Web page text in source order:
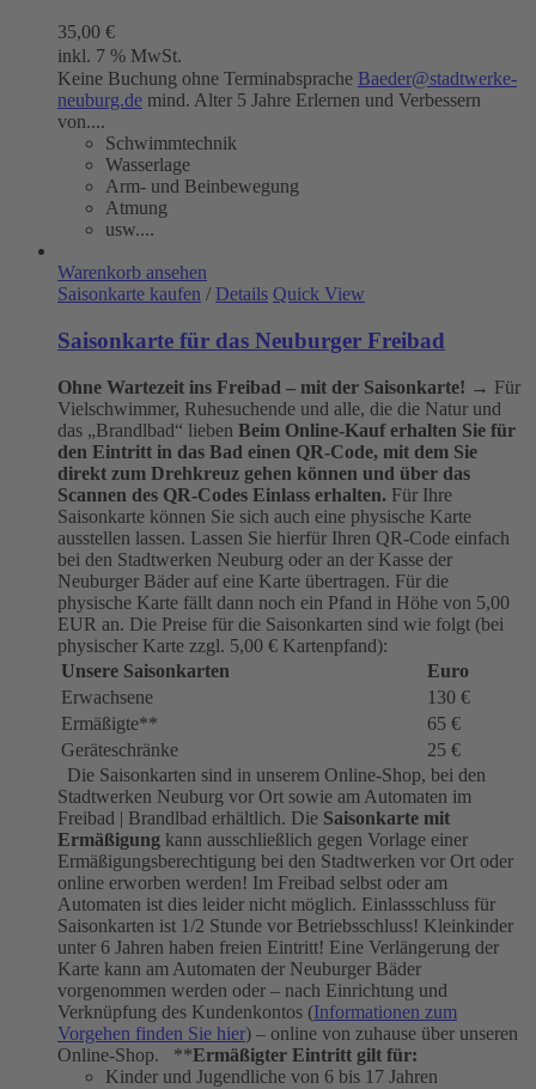
35,00 €
inkl. 7 % MwSt.
Keine Buchung ohne Terminabsprache Baeder@stadtwerke-
neuburg.de mind. Alter 5 Jahre Erlernen und Verbessern
von....
Schwimmtechnik
Wasserlage
Arm- und Beinbewegung
Atmung
usw....
Warenkorb ansehen
Saisonkarte kaufen / Details Quick View
Saisonkarte für das Neuburger Freibad
Ohne Wartezeit ins Freibad – mit der Saisonkarte! → Für
Vielschwimmer, Ruhesuchende und alle, die die Natur und
das „Brandlbad“ lieben Beim Online-Kauf erhalten Sie für
den Eintritt in das Bad einen QR-Code, mit dem Sie
direkt zum Drehkreuz gehen können und über das
Scannen des QR-Codes Einlass erhalten. Für Ihre
Saisonkarte können Sie sich auch eine physische Karte
ausstellen lassen. Lassen Sie hierfür Ihren QR-Code einfach
bei den Stadtwerken Neuburg oder an der Kasse der
Neuburger Bäder auf eine Karte übertragen. Für die
physische Karte fällt dann noch ein Pfand in Höhe von 5,00
EUR an. Die Preise für die Saisonkarten sind wie folgt (bei
physischer Karte zzgl. 5,00 € Kartenpfand):
Unsere Saisonkarten
Euro
Erwachsene
130 €
Ermäßigte**
65 €
Geräteschränke
25 €
Die Saisonkarten sind in unserem Online-Shop, bei den
Stadtwerken Neuburg vor Ort sowie am Automaten im
Freibad | Brandlbad erhältlich. Die Saisonkarte mit
Ermäßigung kann ausschließlich gegen Vorlage einer
Ermäßigungsberechtigung bei den Stadtwerken vor Ort oder
online erworben werden! Im Freibad selbst oder am
Automaten ist dies leider nicht möglich. Einlassschluss für
Saisonkarten ist 1/2 Stunde vor Betriebsschluss! Kleinkinder
unter 6 Jahren haben freien Eintritt! Eine Verlängerung der
Karte kann am Automaten der Neuburger Bäder
vorgenommen werden oder – nach Einrichtung und
Verknüpfung des Kundenkontos (Informationen zum
Vorgehen finden Sie hier) – online von zuhause über unseren
Online-Shop. **Ermäßigter Eintritt gilt für:
Kinder und Jugendliche von 6 bis 17 Jahren